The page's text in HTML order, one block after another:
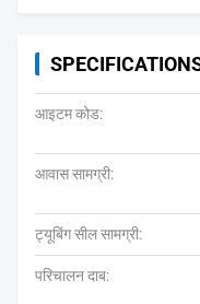
आइटम कोड:
आवास सामग्री:
ट्यूबिंग सील सामग्री:
परिचालन दाब: